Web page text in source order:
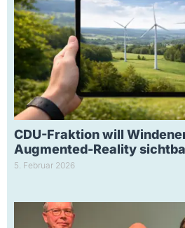
CDU-Fraktion will
Augmented-Reality
5. Februar 2026